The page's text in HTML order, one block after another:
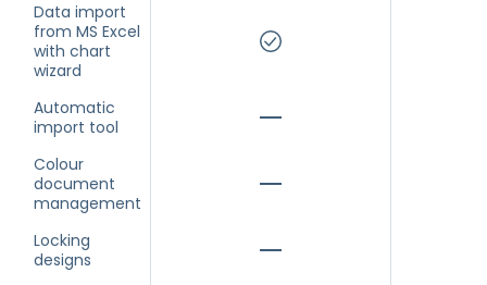
Data import
from MS Excel
with chart
wizard
Automatic
import tool
Colour
document
management
Locking
designs